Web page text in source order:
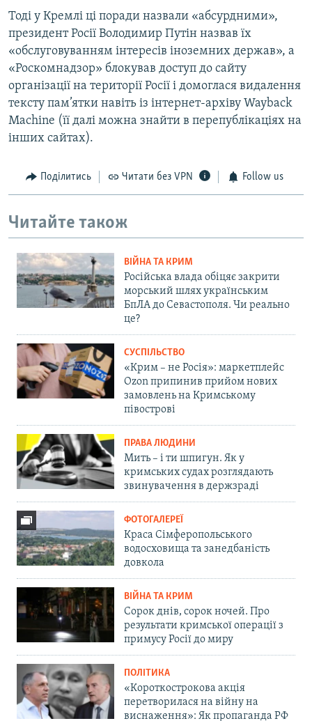
Тоді у Кремлі ці поради назвали «абсурдними»,
президент Росії Володимир Путін назвав їх
«обслуговуванням інтересів іноземних держав», а
«Роскомнадзор» блокував доступ до сайту
організації на території Росії і домоглася видалення
тексту пам’ятки навіть із інтернет-архіву Wayback
Machine (її далі можна знайти в перепублікаціях на
інших сайтах).
Поділитись Читати без VPN Follow us
Читайте також
ВІЙНА ТА КРИМ
Російська влада обіцяє закрити
морський шлях українським
БпЛА до Севастополя. Чи реально
це?
СУСПІЛЬСТВО
«Крим – не Росія»: маркетплейс
Ozon припинив прийом нових
замовлень на Кримському
півострові
ПРАВА ЛЮДИНИ
Мить – і ти шпигун. Як у
кримських судах розглядають
звинувачення в держзраді
ФОТОГАЛЕРЕЇ
Краса Сімферопольського
водосховища та занедбаність
довкола
ВІЙНА ТА КРИМ
Сорок днів, сорок ночей. Про
результати кримської операції з
примусу Росії до миру
ПОЛІТИКА
«Короткострокова акція
перетворилася на війну на
виснаження»: Як пропаганда РФ